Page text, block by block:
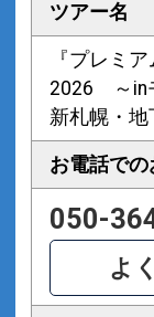
ツアー名
『プレミ
2026 ～in
新札幌・地
お電話での
050-
よ